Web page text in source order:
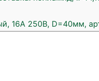
16А 250В, D=40мм,